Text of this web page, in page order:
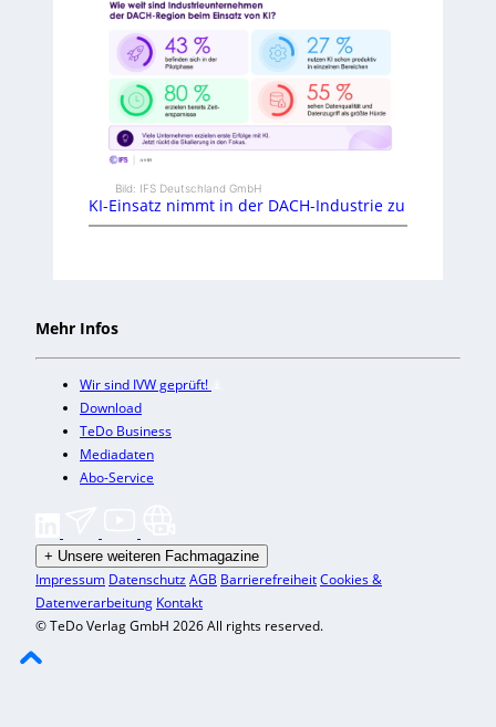
Bild: IFS Deutschland GmbH
KI-Einsatz nimmt in der DACH-Industrie zu
Mehr Infos
Wir sind IVW geprüft!
Download
TeDo Business
Mediadaten
Abo-Service
+ Unsere weiteren Fachmagazine
Impressum DatenschutzAGB BarrierefreiheitCookies &
Datenverarbeitung Kontakt
© TeDo Verlag GmbH 2026 All rights reserved.